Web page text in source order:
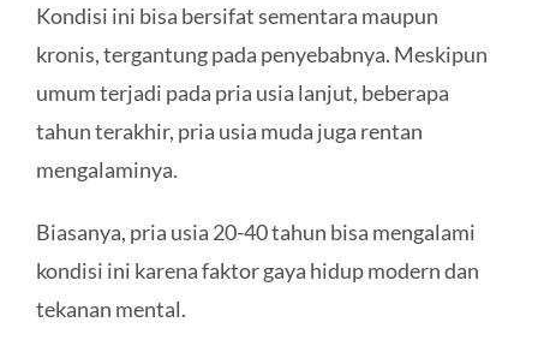
Kondisi ini bisa bersifat sementara maupun
kronis, tergantung pada penyebabnya. Meskipun
umum terjadi pada pria usia lanjut, beberapa
tahun terakhir, pria usia muda juga rentan
mengalaminya.
Biasanya, pria usia 20-40 tahun bisa mengalami
kondisi ini karena faktor gaya hidup modern dan
tekanan mental.